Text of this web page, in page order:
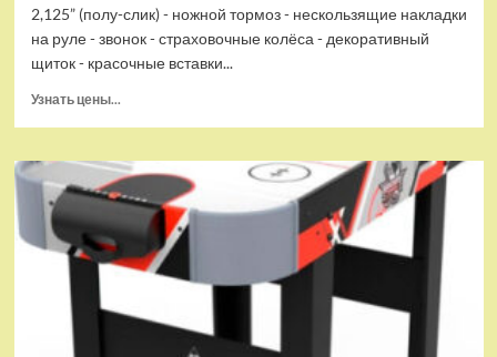
2,125” (полу-слик) - ножной тормоз - нескользящие накладки
на руле - звонок - страховочные колёса - декоративный
щиток - красочные вставки...
Узнать цены...
Вело.дет.12"
Щенячий
Патруль
тип,щиток,встав.страх.кол,звон,полу-
слик